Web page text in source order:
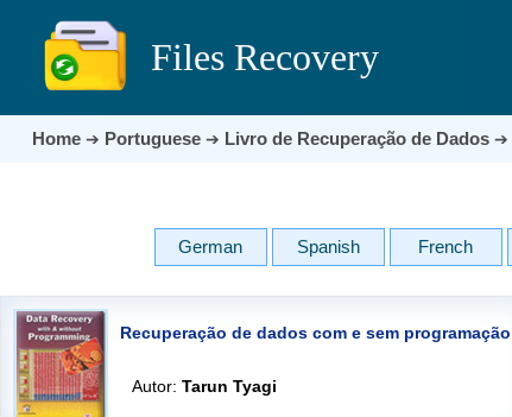
Files Recovery
Home➔ Portuguese ➔ Livro de Recuperação de Dados➔
German Spanish French
Recuperação de dados com e sem programação
Autor: Tarun Tyagi